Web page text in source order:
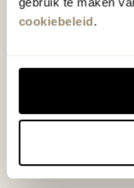
cookiebeleid.
Wie kent
klassiekers
in